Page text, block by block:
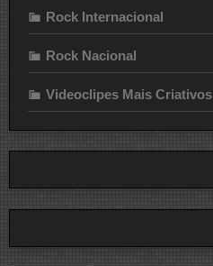
Rock Internacional
Rock Nacional
Videoclipes Mais Criativos